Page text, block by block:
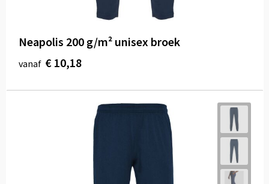
Neapolis 200 g/m² unisex broek
vanaf € 10,18